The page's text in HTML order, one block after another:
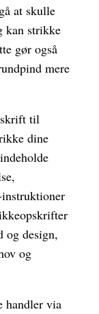
at skulle
kan strikke
gør også
mere
til
dine
og design,
og
handler via